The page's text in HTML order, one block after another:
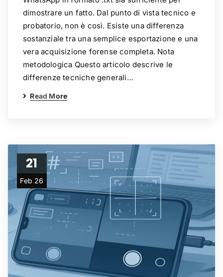
dimostrare un fatto. Dal punto di vista tecnico e
probatorio, non è così. Esiste una differenza
sostanziale tra una semplice esportazione e una
vera acquisizione forense completa. Nota
metodologica Questo articolo descrive le
differenze tecniche generali…
Read More
21
Feb 26